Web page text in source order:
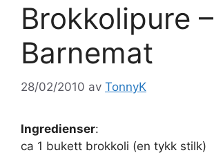
Brokkolipure –
Barnemat
28/02/2010 av TonnyK
Ingredienser:
ca 1 bukett brokkoli (en tykk stilk)